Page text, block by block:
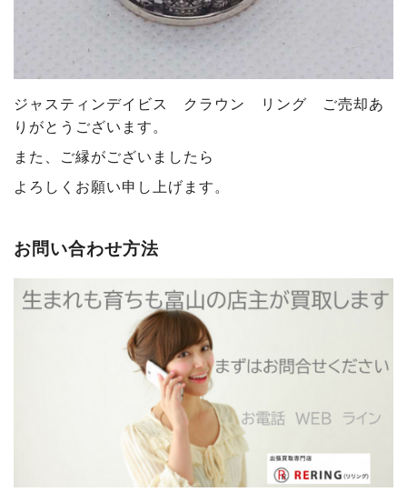
ジャスティンデイビス クラウン リング ご売却あ
りがとうございます 。
また、ご縁がございましたら
よろしくお願い申し上げます。
お問い合わせ方法